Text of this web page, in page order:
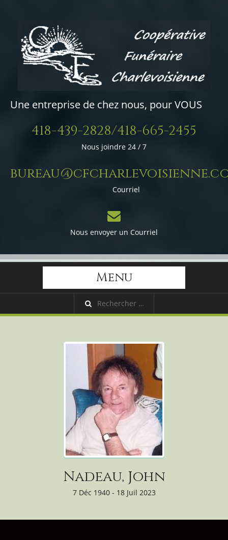
Une entreprise de chez nous, pour VOUS
418-439-2828/418-665-2455
Nous joindre 24 / 7
Courriel
Nous envoyer un Courriel
Menu
Nadeau, John
7 Déc 1940 - 18 Juil 2023